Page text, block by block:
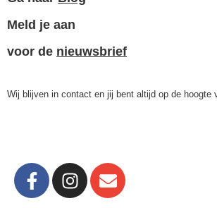
Meld je aan
voor de nieuwsbrief
Wij blijven in contact en jij bent altijd op de hoogte